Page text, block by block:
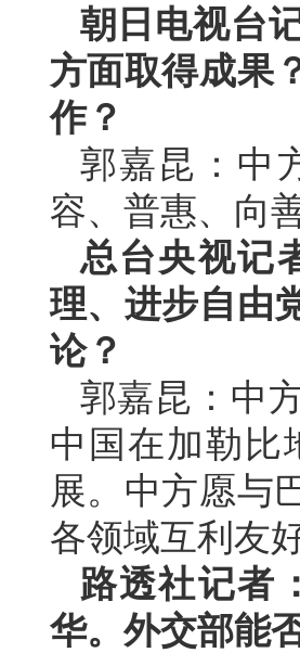
朝日电视台
方面取得成果
作？
郭嘉昆：中
容、普惠、向
总台央视记
理、进步自由
论？
郭嘉昆：中
中国在加勒比
展。中方愿与
各领域互利友
路透社记者
华。外交部能